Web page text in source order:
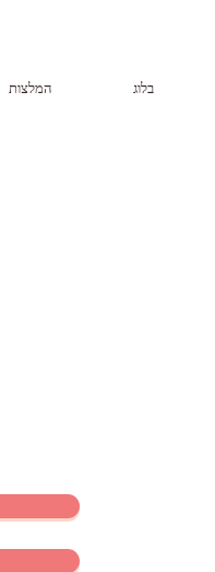
המלצות בלוג